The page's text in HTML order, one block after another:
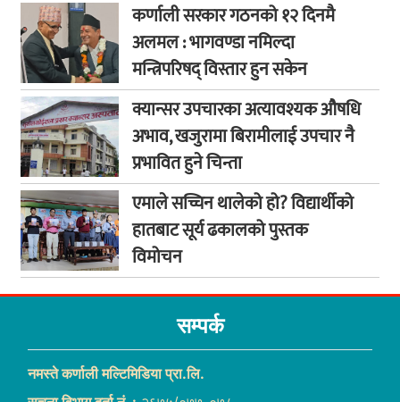
कर्णाली सरकार गठनको १२ दिनमै
अलमल : भागवण्डा नमिल्दा
मन्त्रिपरिषद् विस्तार हुन सकेन
क्यान्सर उपचारका अत्यावश्यक औषधि
अभाव, खजुरामा बिरामीलाई उपचार नै
प्रभावित हुने चिन्ता
एमाले सच्चिन थालेको हो? विद्यार्थीको
हातबाट सूर्य ढकालको पुस्तक
विमोचन
सम्पर्क
नमस्ते कर्णाली मल्टिमिडिया प्रा.लि.